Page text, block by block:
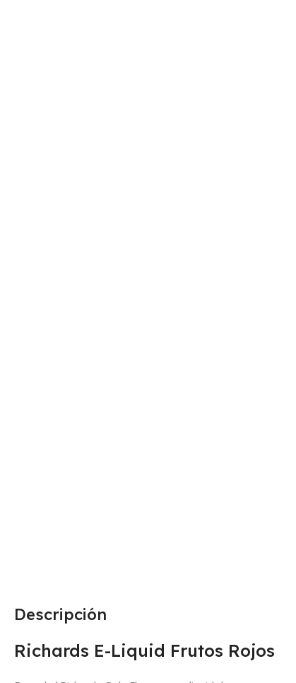
Descripción
Richards E-Liquid Frutos Rojos